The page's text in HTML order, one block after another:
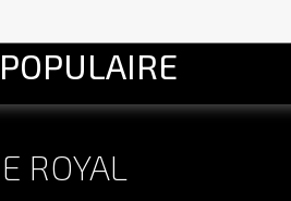
ROYAL